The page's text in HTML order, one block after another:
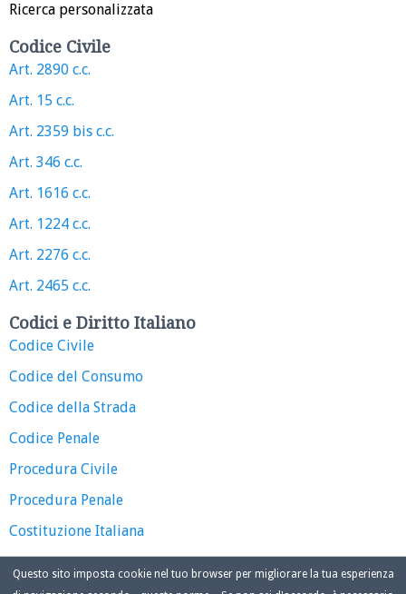
Ricerca personalizzata
Codice Civile
Art. 2890 c.c.
Art. 15 c.c.
Art. 2359 bis c.c.
Art. 346 c.c.
Art. 1616 c.c.
Art. 1224 c.c.
Art. 2276 c.c.
Art. 2465 c.c.
Codici e Diritto Italiano
Codice Civile
Codice del Consumo
Codice della Strada
Codice Penale
Procedura Civile
Procedura Penale
Costituzione Italiana
Questo sito imposta cookie nel tuo browser per migliorare la tua esperienza